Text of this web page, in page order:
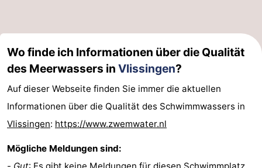
Wo finde ich Informationen über die Qualität
des Meerwassers in Vlissingen?
Auf dieser Webseite finden Sie immer die aktuellen
Informationen über die Qualität des Schwimmwassers in
Vlissingen: https://www.zwemwater.nl
Mögliche Meldungen sind:
- Gut: Es gibt keine Meldungen für diesen Schwimmplatz.